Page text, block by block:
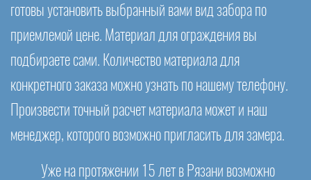
готовы установить выбранный вами вид забора по
приемлемой цене. Материал для ограждения вы
подбираете сами. Количество материала для
конкретного заказа можно узнать по нашему телефону.
Произвести точный расчет материала может и наш
менеджер, которого возможно пригласить для замера.
Уже на протяжении 15 лет в Рязани возможно